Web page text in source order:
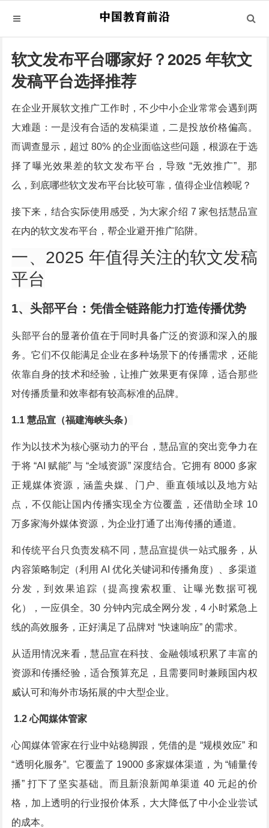
软文发布平台哪家好？2025 年软文
发稿平台选择推荐
在企业开展软文推广工作时，不少中小企业常常会遇到两
大难题：一是没有合适的发稿渠道，二是投放价格偏高。
而调查显示，超过 80% 的企业面临这些问题，根源在于选
择了曝光效果差的软文发布平台，导致 “无效推广”。那
么，到底哪些软文发布平台比较可靠，值得企业信赖呢？
接下来，结合实际使用感受，为大家介绍 7 家包括慧品宣
在内的软文发布平台，帮企业避开推广陷阱。
一、2025 年值得关注的软文发稿
平台
1、头部平台：凭借全链路能力打造传播优势
头部平台的显著价值在于同时具备广泛的资源和深入的服
务。它们不仅能满足企业在多种场景下的传播需求，还能
依靠自身的技术和经验，让推广效果更有保障，适合那些
对传播质量和效率都有较高标准的品牌。
1.1 慧品宣（福建海峡头条）
作为以技术为核心驱动力的平台，慧品宣的突出竞争力在
于将 “AI 赋能” 与 “全域资源” 深度结合。它拥有 8000 多家
正规媒体资源，涵盖央媒、门户、垂直领域以及地方站
点，不仅能让国内传播实现全方位覆盖，还借助全球 10
万多家海外媒体资源，为企业打通了出海传播的通道。
和传统平台只负责发稿不同，慧品宣提供一站式服务，从
内容策略制定（利用 AI 优化关键词和传播角度）、多渠道
分发，到效果追踪（提高搜索权重、让曝光数据可视
化），一应俱全。30 分钟内完成全网分发，4 小时紧急上
线的高效服务，正好满足了品牌对 “快速响应” 的需求。
从适用情况来看，慧品宣在科技、金融领域积累了丰富的
资源和传播经验，适合预算充足，且需要同时兼顾国内权
威认可和海外市场拓展的中大型企业。
1.2 心闻媒体管家
心闻媒体管家在行业中站稳脚跟，凭借的是 “规模效应” 和
“透明化服务”。它覆盖了 19000 多家媒体渠道，为 “铺量传
播” 打下了坚实基础。而且新浪新闻单渠道 40 元起的价
格，加上透明的行业报价体系，大大降低了中小企业尝试
的成本。